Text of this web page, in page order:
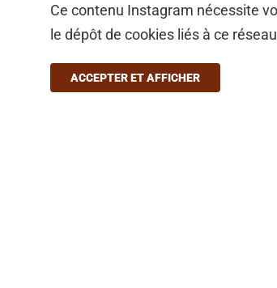
Ce contenu Instagram nécessite
le dépôt de cookies liés à ce
ACCEPTER ET AFFICHER